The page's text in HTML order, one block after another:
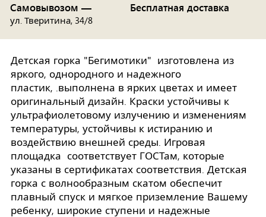
Самовывозом —
ул. Тверитина, 34/8
Бесплатная доставка
Детская горка "Бегимотики" изготовлена из
яркого, однородного и надежного
пластик, .выполнена в ярких цветах и имеет
оригинальный дизайн. Краски устойчивы к
ультрафиолетовому излучению и изменениям
температуры, устойчивы к истиранию и
воздействию внешней среды. Игровая
площадка соответствует ГОСТам, которые
указаны в сертификатах соответствия. Детская
горка с волнообразным скатом обеспечит
плавный спуск и мягкое приземление Вашему
ребенку, широкие ступени и надежные